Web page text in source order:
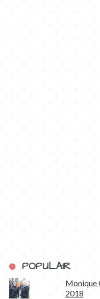
POPULAIR
Monique
2018